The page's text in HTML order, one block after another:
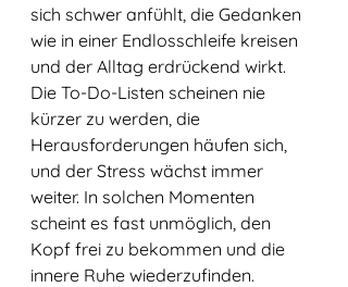
sich schwer anfühlt, die Gedanken
wie in einer Endlosschleife kreisen
und der Alltag erdrückend wirkt.
Die To-Do-Listen scheinen nie
kürzer zu werden, die
Herausforderungen häufen sich,
und der Stress wächst immer
weiter. In solchen Momenten
scheint es fast unmöglich, den
Kopf frei zu bekommen und die
innere Ruhe wiederzufinden.